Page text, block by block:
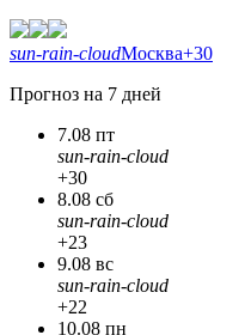
sun-rain-cloudМосква+30
Прогноз на 7 дней
7.08 пт
sun-rain-cloud
+30
8.08 сб
sun-rain-cloud
+23
9.08 вс
sun-rain-cloud
+22
10.08 пн